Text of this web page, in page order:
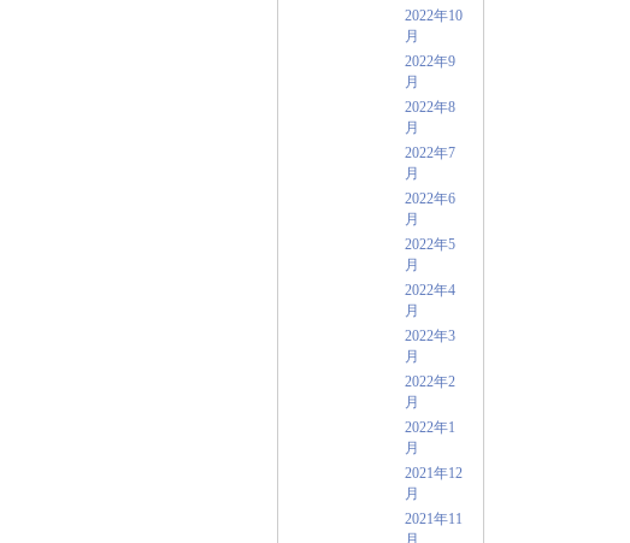
2022年10
月
2022年9
月
2022年8
月
2022年7
月
2022年6
月
2022年5
月
2022年4
月
2022年3
月
2022年2
月
2022年1
月
2021年12
月
2021年11
月